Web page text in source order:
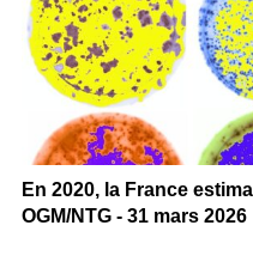
En 2020, la France
OGM/NTG - 31 mars 2026